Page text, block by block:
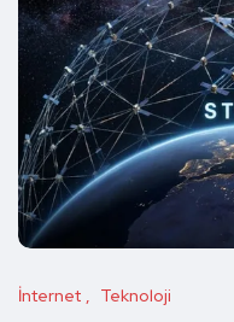
İnternet Teknoloji